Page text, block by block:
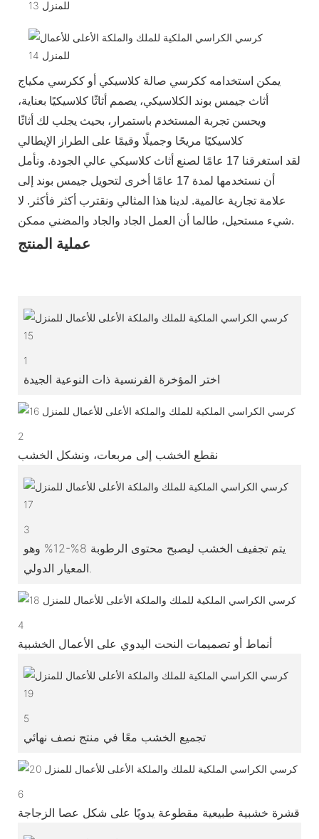
أثاث جيمس بوند الكلاسيكي، يصمم أثاثًا كلاسيكيًا بعناية،
ويحسن تجربة المستخدم باستمرار، بحيث يجلب لك أثاثًا
لقد استغرقنا 17 عامًا لصنع أثاث كلاسيكي عالي الجودة. ونأمل
أن نستخدمها لمدة 17 عامًا أخرى لتحويل جيمس بوند إلى
علامة تجارية عالمية. لدينا هذا المثالي ونقترب أكثر فأكثر. لا
شيء مستحيل، طالما أن العمل الجاد والجاد والمضني ممكن.
عملية المنتج
1
اختر المؤخرة الفرنسية ذات النوعية الجيدة
2
نقطع الخشب إلى مربعات، ونشكل الخشب
3
يتم تجفيف الخشب ليصبح محتوى الرطوبة 8%-12% وهو
4
أنماط أو تصميمات النحت اليدوي على الأعمال الخشبية
5
تجميع الخشب معًا في منتج نصف نهائي
6
قشرة خشبية طبيعية مقطوعة يدويًا على شكل عصا الزجاجة